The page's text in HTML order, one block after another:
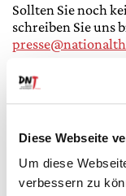
Diese Webseite
Um diese
verbessern zu
Sollten Sie noch
schreiben Sie uns
Copyright-
Die hier zur
werden und sind
Berichterstattung